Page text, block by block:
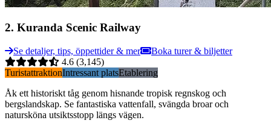
2. Kuranda Scenic Railway
Se detaljer, tips, öppettider & mer
Boka turer & biljetter
4.6 (3,145)
TuristattraktionIntressant platsEtablering
Åk ett historiskt tåg genom hisnande tropisk regnskog och
bergslandskap. Se fantastiska vattenfall, svängda broar och
natursköna utsiktsstopp längs vägen.